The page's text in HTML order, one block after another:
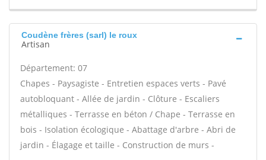
Coudène frères (sarl) le roux
Artisan
Département: 07
Chapes - Paysagiste - Entretien espaces verts - Pavé
autobloquant - Allée de jardin - Clôture - Escaliers
métalliques - Terrasse en béton / Chape - Terrasse en
bois - Isolation écologique - Abattage d'arbre - Abri de
jardin - Élagage et taille - Construction de murs -